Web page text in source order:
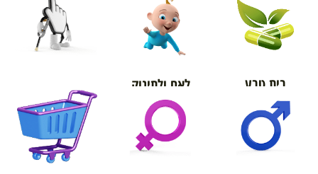
בית טבע לאם ולתינוק
אורטופדיה